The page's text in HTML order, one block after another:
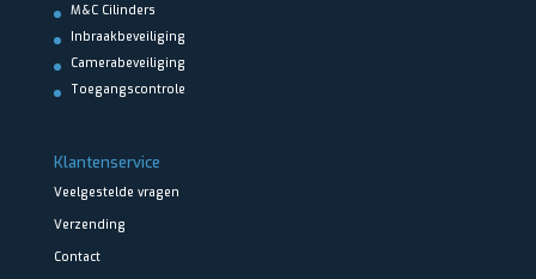
M&C Cilinders
Inbraakbeveiliging
Camerabeveiliging
Toegangscontrole
Klantenservice
Veelgestelde vragen
Verzending
Contact